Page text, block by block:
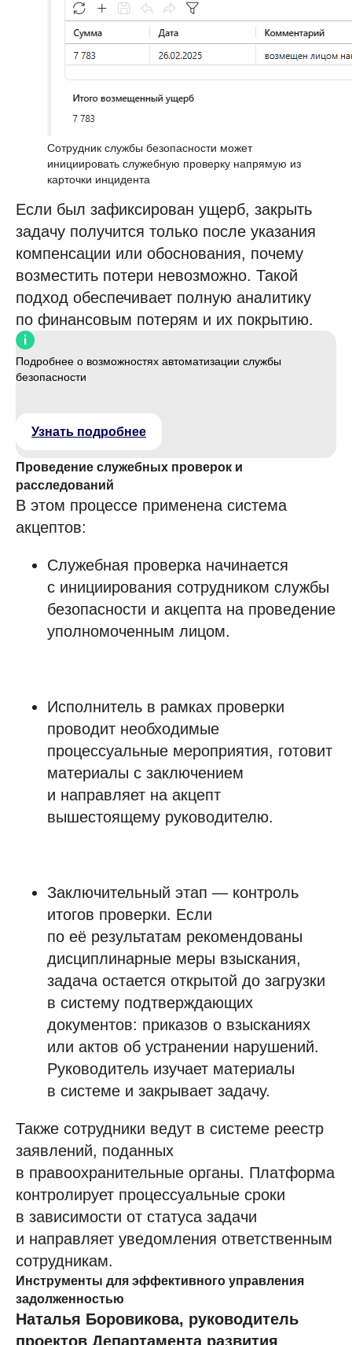
Сотрудник службы безопасности может
инициировать служебную проверку напрямую из
карточки инцидента
Если был зафиксирован ущерб, закрыть
задачу получится только после указания
компенсации или обоснования, почему
возместить потери невозможно. Такой
подход обеспечивает полную аналитику
по финансовым потерям и их покрытию.
Подробнее о возможностях автоматизации службы
безопасности
Узнать подробнее
Проведение служебных проверок и
расследований
В этом процессе применена система
акцептов:
Служебная проверка начинается
с инициирования сотрудником службы
безопасности и акцепта на проведение
уполномоченным лицом.
Исполнитель в рамках проверки
проводит необходимые
процессуальные мероприятия, готовит
материалы с заключением
и направляет на акцепт
вышестоящему руководителю.
Заключительный этап — контроль
итогов проверки. Если
по её результатам рекомендованы
дисциплинарные меры взыскания,
задача остается открытой до загрузки
в систему подтверждающих
документов: приказов о взысканиях
или актов об устранении нарушений.
Руководитель изучает материалы
в системе и закрывает задачу.
Также сотрудники ведут в системе реестр
заявлений, поданных
в правоохранительные органы. Платформа
контролирует процессуальные сроки
в зависимости от статуса задачи
и направляет уведомления ответственным
сотрудникам.
Инструменты для эффективного управления
задолженностью
Наталья Боровикова, руководитель
проектов Департамента развития